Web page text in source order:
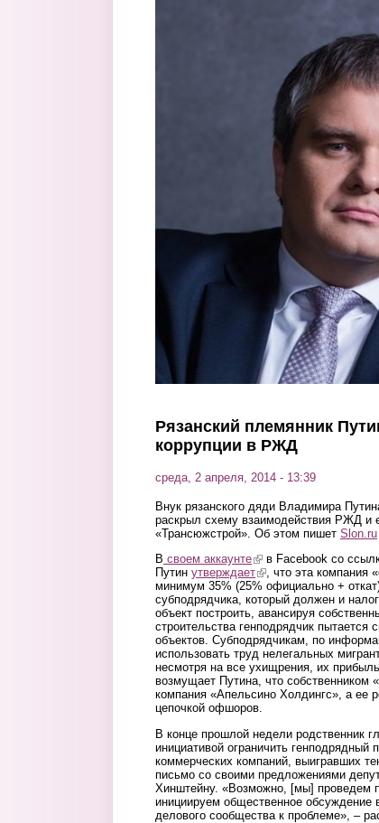
Рязанский племянник
коррупции в РЖД
среда, 2 апреля, 2014 - 13:39
Внук рязанского дяди Владимира
раскрыл схему взаимодействия РЖД и
«Трансюжстрой». Об этом пишет Slon.ru
В своем аккаунте(link is external)
в Facebook со
Путин утверждает(link is external)
, что эта компания
минимум 35% (25% официально +
субподрядчика, который должен и
объект построить, авансируя
строительства генподрядчик пытается
объектов. Субподрядчикам, по
использовать труд нелегальных
несмотря на все ухищрения, их
возмущает Путина, что собственником
компания «Апельсино Холдингс», а ее
цепочкой офшоров.
В конце прошлой недели родственник
инициативой ограничить генподрядный
коммерческих компаний, выигравших
письмо со своими предложениями
Хинштейну. «Возможно, [мы] проведем
инициируем общественное обсуждение
делового сообщества к проблеме», –